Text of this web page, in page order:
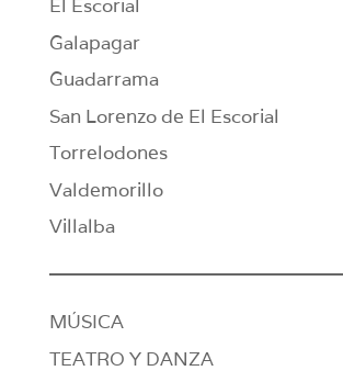
El Escorial
Galapagar
Guadarrama
San Lorenzo de El Escorial
Torrelodones
Valdemorillo
Villalba
MÚSICA
TEATRO Y DANZA